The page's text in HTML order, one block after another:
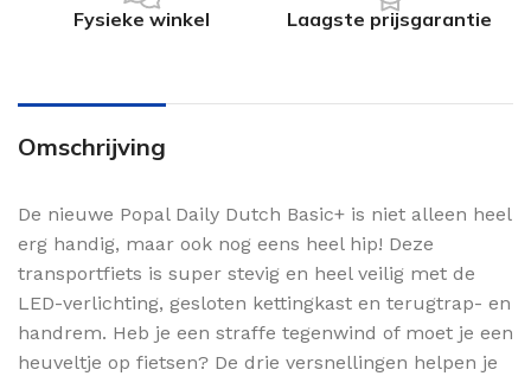
Fysieke winkel Laagste prijsgarantie
Omschrijving
De nieuwe Popal Daily Dutch Basic+ is niet alleen heel
erg handig, maar ook nog eens heel hip! Deze
transportfiets is super stevig en heel veilig met de
LED-verlichting, gesloten kettingkast en terugtrap- en
handrem. Heb je een straffe tegenwind of moet je een
heuveltje op fietsen? De drie versnellingen helpen je